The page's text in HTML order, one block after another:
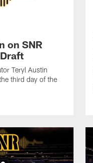
on SNR
Teryl Austin
third day of the